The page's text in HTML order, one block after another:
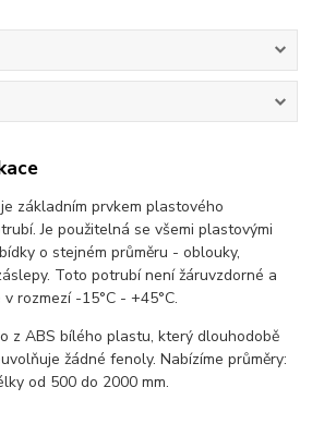
je základním prvkem plastového
Je použitelná se všemi plastovými
o stejném průměru - oblouky,
Toto potrubí není žáruvzdorné a
rozmezí -15°C - +45°C.
z ABS bílého plastu, který dlouhodobě
žádné fenoly. Nabízíme průměry:
od 500 do 2000 mm.